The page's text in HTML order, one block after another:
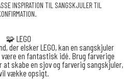
INSPIRATION TIL SANGSKJULER TIL
🧩 LEGO
der elsker LEGO, kan en sangskjuler
være en fantastisk idé. Brug farverige
skabe en sjov og farverig sangskjuler,
vække opsigt.